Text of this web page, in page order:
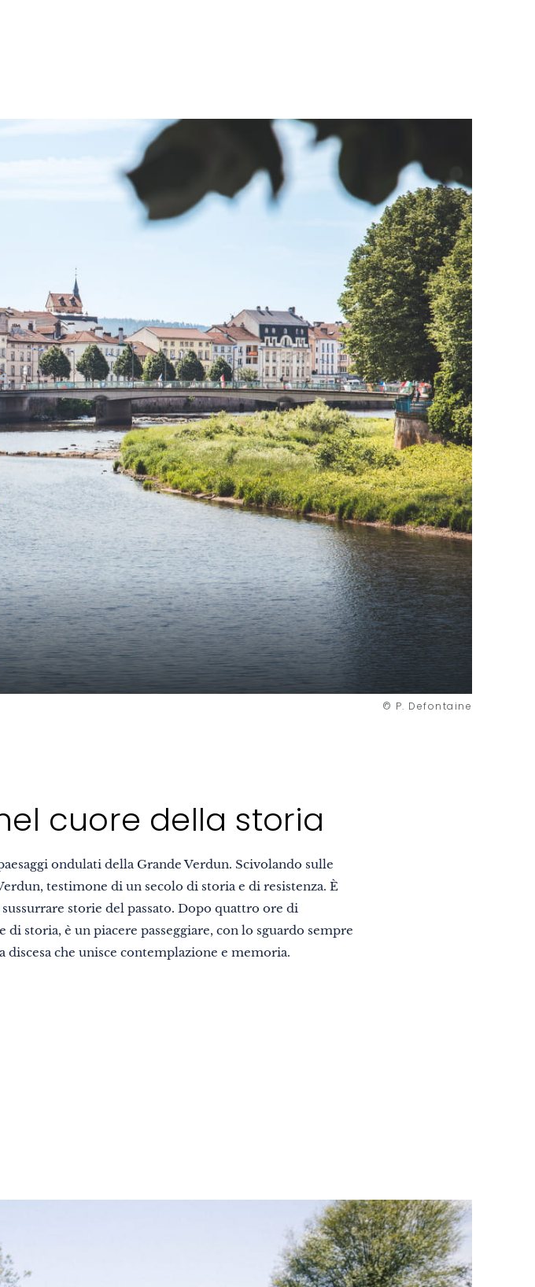
© P. Defontaine
cuore della storia
ondulati della Grande Verdun. Scivolando sulle
testimone di un secolo di storia e di resistenza. È
storie del passato. Dopo quattro ore di
storia, è un piacere passeggiare, con lo sguardo sempre
che unisce contemplazione e memoria.